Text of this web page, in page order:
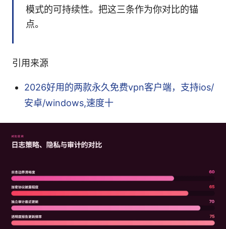
模式的可持续性。把这三条作为你对比的锚
点。
引用来源
2026好用的两款永久免费vpn客户端，支持ios/
安卓/windows,速度十